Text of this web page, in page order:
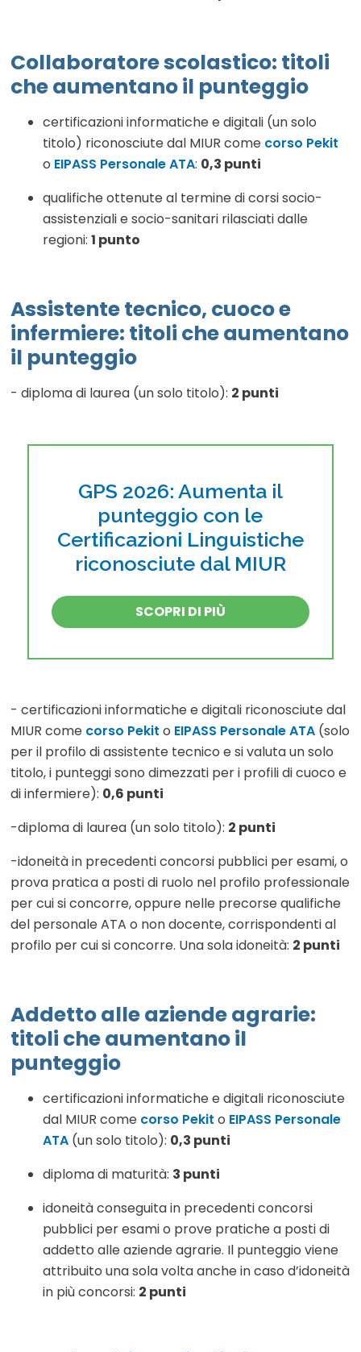
Collaboratore scolastico: titoli
che aumentano il punteggio
certificazioni informatiche e digitali (un solo
titolo) riconosciute dal MIUR come corso Pekit
o EIPASS Personale ATA: 0,3 punti
qualifiche ottenute al termine di corsi socio-
assistenziali e socio-sanitari rilasciati dalle
regioni: 1 punto
Assistente tecnico, cuoco e
infermiere: titoli che aumentano
il punteggio
- diploma di laurea (un solo titolo): 2 punti
GPS 2026: Aumenta il
punteggio con le
Certificazioni Linguistiche
riconosciute dal MIUR
SCOPRI DI PIÙ
- certificazioni informatiche e digitali riconosciute dal
MIUR come corso Pekit o EIPASS Personale ATA (solo
per il profilo di assistente tecnico e si valuta un solo
titolo, i punteggi sono dimezzati per i profili di cuoco e
di infermiere): 0,6 punti
-diploma di laurea (un solo titolo): 2 punti
-idoneità in precedenti concorsi pubblici per esami, o
prova pratica a posti di ruolo nel profilo professionale
per cui si concorre, oppure nelle precorse qualifiche
del personale ATA o non docente, corrispondenti al
profilo per cui si concorre. Una sola idoneità: 2 punti
Addetto alle aziende agrarie:
titoli che aumentano il
punteggio
certificazioni informatiche e digitali riconosciute
dal MIUR come corso Pekit o EIPASS Personale
ATA (un solo titolo): 0,3 punti
diploma di maturità: 3 punti
idoneità conseguita in precedenti concorsi
pubblici per esami o prove pratiche a posti di
addetto alle aziende agrarie. Il punteggio viene
attribuito una sola volta anche in caso d’idoneità
in più concorsi: 2 punti